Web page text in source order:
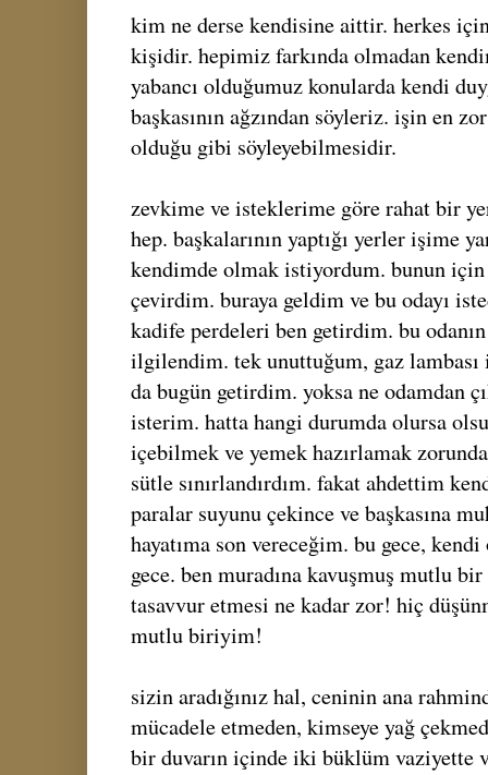
kim ne derse kendisine aittir. herkes
kişidir. hepimiz farkında olmadan
yabancı olduğumuz konularda kendi
başkasının ağzından söyleriz. işin en
olduğu gibi söyleyebilmesidir.
zevkime ve isteklerime göre rahat bir
hep. başkalarının yaptığı yerler işime
kendimde olmak istiyordum. bunun için
çevirdim. buraya geldim ve bu odayı
kadife perdeleri ben getirdim. bu odanın
ilgilendim. tek unuttuğum, gaz lambası
da bugün getirdim. yoksa ne odamdan
isterim. hatta hangi durumda olursa
içebilmek ve yemek hazırlamak
sütle sınırlandırdım. fakat ahdettim
paralar suyunu çekince ve başkasına
hayatıma son vereceğim. bu gece,
gece. ben muradına kavuşmuş mutlu
tasavvur etmesi ne kadar zor! hiç
mutlu biriyim!
sizin aradığınız hal, ceninin ana
mücadele etmeden, kimseye yağ
bir duvarın içinde iki büklüm vaziyette